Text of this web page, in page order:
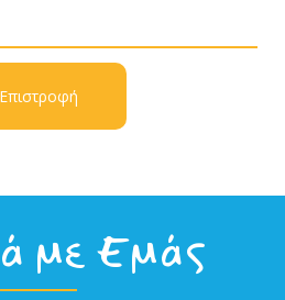
Επιστροφή
με Εμάς